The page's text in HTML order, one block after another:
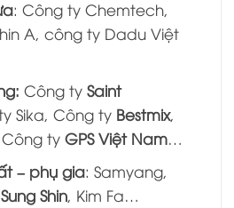
: Công ty Chemtech,
A, công ty Dadu Việt
Công ty Saint
Sika, Công ty Bestmix,
ty GPS Việt Nam…
– phụ gia: Samyang,
Sung Shin, Kim Fa…